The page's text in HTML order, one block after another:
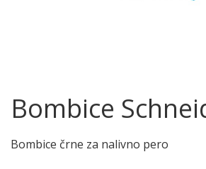
Bombice
Bombice črne za nalivno pero